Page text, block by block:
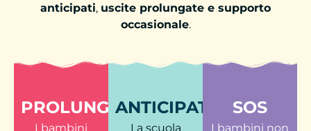
anticipati, uscite prolungate e supporto
occasionale.
PROLUNGATO
I bambini
ANTICIPATO
La scuola
SOS
I bambini non